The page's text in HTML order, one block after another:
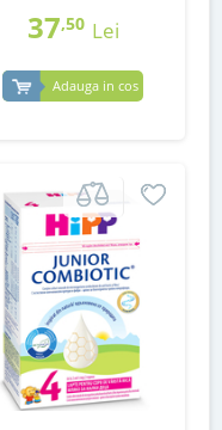
37,50 Lei
Adauga in cos